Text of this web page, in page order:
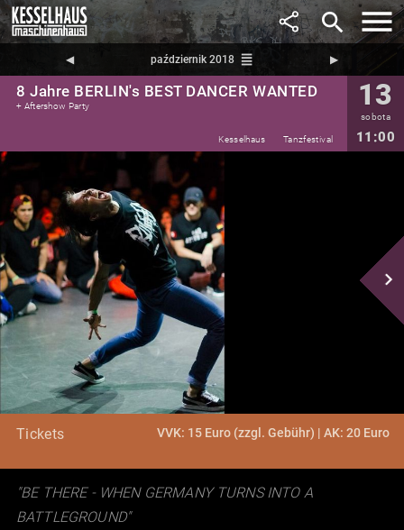
search
◀︎ październik 2018 reorder ▶︎
8 Jahre BERLIN's BEST DANCER WANTED
+ Aftershow Party 13
sobota
11:00
Kesselhaus Tanzfestival
navigate_next
Tickets VVK: 15 Euro (zzgl. Gebühr) | AK: 20 Euro
"BE THERE - WHEN GERMANY TURNS INTO A
BATTLEGROUND"